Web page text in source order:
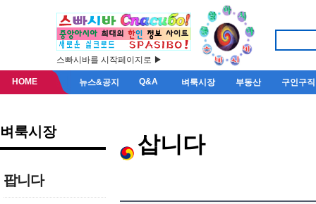
스빠시바를 시작페이지로 ▶
HOME 뉴스&공지 Q&A 벼룩시장 부동산 구인구직
벼룩시장
팝니다
삽니다